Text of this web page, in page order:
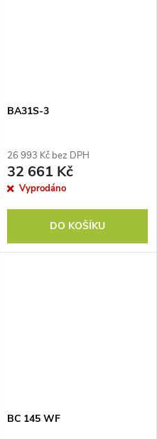
BA31S-3
26 993 Kč bez DPH
32 661 Kč
Vyprodáno
DO KOŠÍKU
BC 145 WF